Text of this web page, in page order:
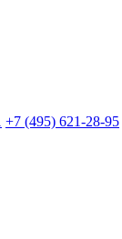
+7 (495) 621-28-95